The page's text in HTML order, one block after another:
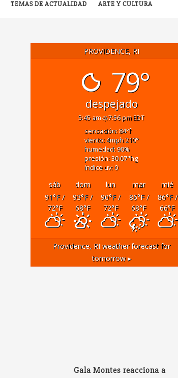
TEMAS DE ACTUALIDAD ARTE Y CULTURA
PROVIDENCE, RI
79°
despejado
5:45 am 7:56 pm EDT
sensación: 84°f
viento: 4mph210°
humedad: 90%
presión: 30.07"hg
índice uv: 0
sáb dom lun mar
mié
91°F/
72°F
93°F/
68°F
90°F/
72°F
86°F/
68°F
86°F/
66°F
Providence, RIweather forecast for
tomorrow ▸
Gala Montes reacciona a